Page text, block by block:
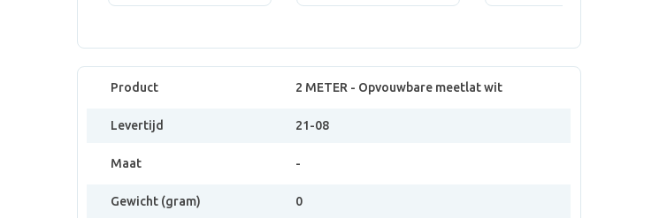
Product 2 METER - Opvouwbare meetlat wit
Levertijd 21-08
Maat -
Gewicht (gram) 0